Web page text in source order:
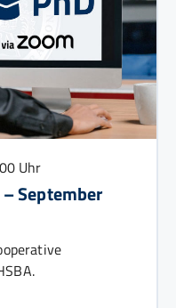
Uhr
September